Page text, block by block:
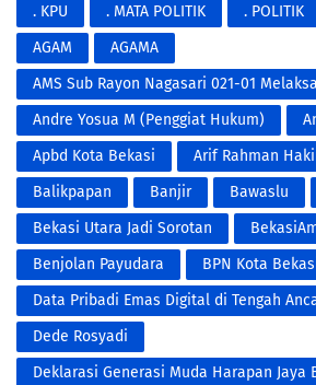
. KPU . MATA POLITIK . POLITIK
AGAM
AGAMA
AMS Sub Rayon Nagasari 021-01
Penyemprotan Fogging DBD
Andre Yosua M (Penggiat Hukum)
Apbd Kota Bekasi
Arif Rahman
Balikpapan
Banjir Bawaslu
Bekasi Utara Jadi Sorotan
Benjolan Payudara
BPN Kota
Data Pribadi Emas Digital di Tengah
Modern
Dede Rosyadi
Deklarasi Generasi Muda Harapan Jaya